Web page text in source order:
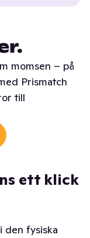
momsen – på
Prismatch
till
ett klick
den fysiska